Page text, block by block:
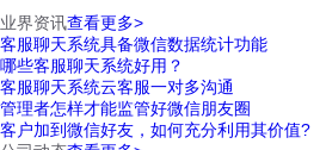
业界资讯查看更多>
客服聊天系统具备微信数据统计功能
哪些客服聊天系统好用？
客服聊天系统云客服一对多沟通
管理者怎样才能监管好微信朋友圈
客户加到微信好友，如何充分利用其价值?